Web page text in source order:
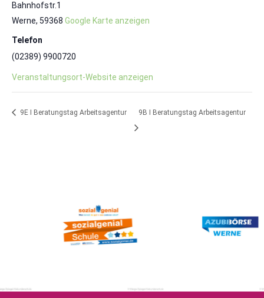
Bahnhofstr.1
Werne, 59368 Google Karte anzeigen
Telefon
(02389) 9900720
Veranstaltungsort-Website anzeigen
9E I Beratungstag Arbeitsagentur 9B I Beratungstag Arbeitsagentur